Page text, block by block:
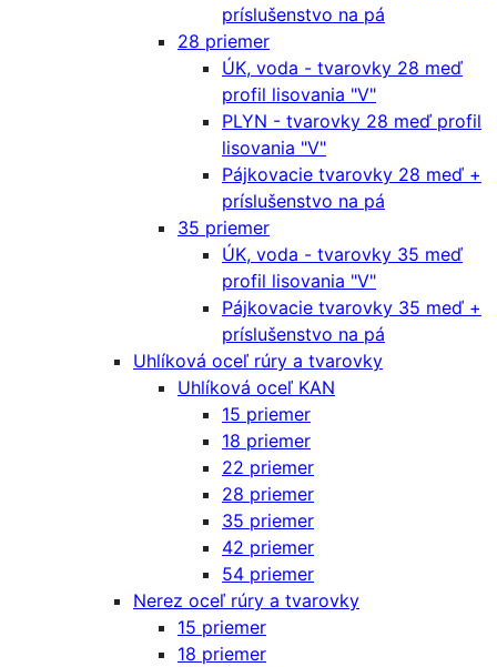
príslušenstvo na pá
28 priemer
ÚK, voda - tvarovky 28 meď
profil lisovania "V"
PLYN - tvarovky 28 meď profil
lisovania "V"
Pájkovacie tvarovky 28 meď +
príslušenstvo na pá
35 priemer
ÚK, voda - tvarovky 35 meď
profil lisovania "V"
Pájkovacie tvarovky 35 meď +
príslušenstvo na pá
Uhlíková oceľ rúry a tvarovky
Uhlíková oceľ KAN
15 priemer
18 priemer
22 priemer
28 priemer
35 priemer
42 priemer
54 priemer
Nerez oceľ rúry a tvarovky
15 priemer
18 priemer